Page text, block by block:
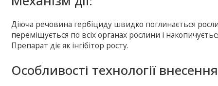
Діюча речовина гербіциду швидко поглинається
переміщується по всіх органах рослини і
Препарат діє як інгібітор росту.
Особливості технології